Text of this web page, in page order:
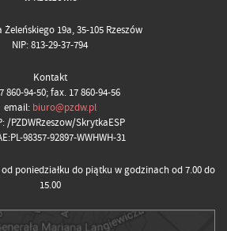
Żeleńskiego 19a, 35-105 Rzeszów
NIP: 813-29-37-794
Kontakt
860-94-50; fax. 17 860-94-56
email: biuro@pzdw.pl
/PZDWRzeszow/SkrytkaESP
98357-92897-WWHWH-31
poniedziałku do piątku w godzinach od 7.00 do
15.00